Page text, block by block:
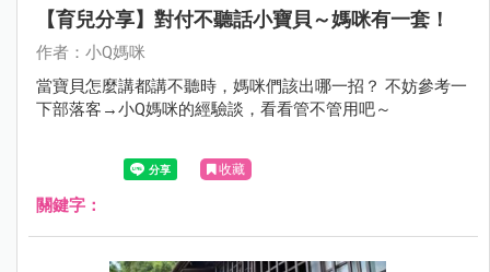
【育兒分享】對付不聽話小寶貝～媽咪有一套！
作者：小Q媽咪
當寶貝怎麼講都講不聽時，媽咪們該出哪一招？ 不妨參考一
下部落客→小Q媽咪的經驗談，看看管不管用吧～
收藏
關鍵字：